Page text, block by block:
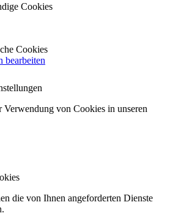
Cookies
Cookies
bearbeiten
Verwendung von Cookies in unseren
die von Ihnen angeforderten Dienste